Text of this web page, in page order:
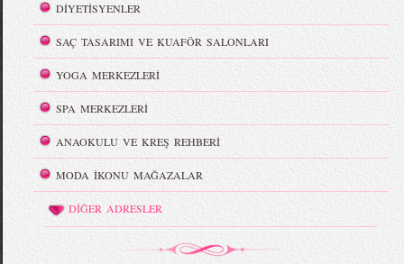
DİYETİSYENLER
SAÇ TASARIMI VE KUAFÖR SALONLARI
YOGA MERKEZLERİ
SPA MERKEZLERİ
ANAOKULU VE KREŞ REHBERİ
MODA İKONU MAĞAZALAR
DİĞER ADRESLER